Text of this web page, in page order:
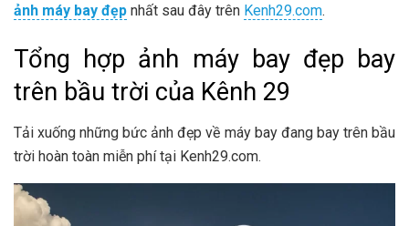
ảnh máy bay đẹp nhất sau đây trên Kenh29.com.
Tổng hợp ảnh máy bay đẹp bay
trên bầu trời của Kênh 29
Tải xuống những bức ảnh đẹp về máy bay đang bay trên bầu
trời hoàn toàn miễn phí tại Kenh29.com.